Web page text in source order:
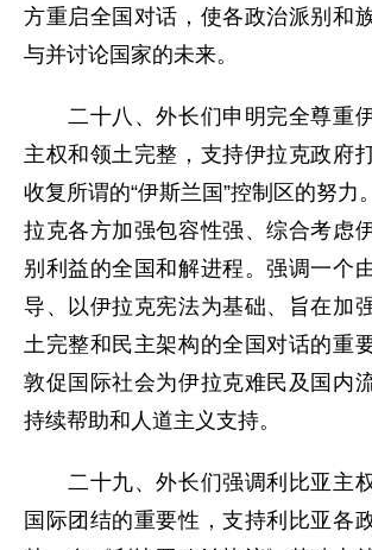
方重启全国对话，使各政治派别和
与并讨论国家的未来。
二十八、外长们申明完全尊重伊
主权和领土完整，支持伊拉克政府
收复所谓的“伊斯兰国”控制区的努力
拉克各方加强包容性强、综合考虑
别利益的全国和解进程。强调一个
导、以伊拉克宪法为基础、旨在加
土完整和民主架构的全国对话的重
敦促国际社会为伊拉克难民及国内
持续帮助和人道主义支持。
二十九、外长们强调利比亚主
国际团结的重要性，支持利比亚各